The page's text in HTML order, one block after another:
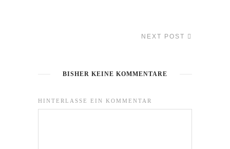
NEXT POST
BISHER KEINE KOMMENTARE
HINTERLASSE EIN KOMMENTAR